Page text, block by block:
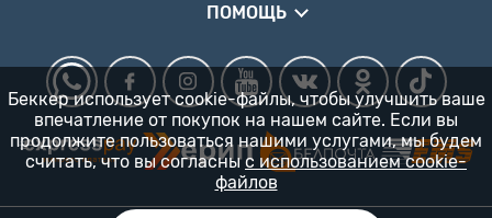
ПОМОЩЬ
Беккер использует cookie-файлы, чтобы улучшить ваше
впечатление от покупок на нашем сайте. Если вы
продолжите пользоваться нашими услугами, мы будем
считать, что вы согласны с использованием cookie-
файлов